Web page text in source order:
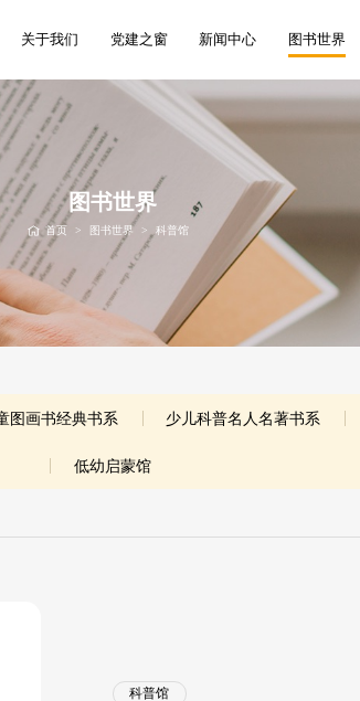
关于我们 党建之窗 新闻中心 图书世界
图书世界
首页 > 图书世界 > 科普馆
图画书经典书系 少儿科普名人名著书系
低幼启蒙馆
科普馆